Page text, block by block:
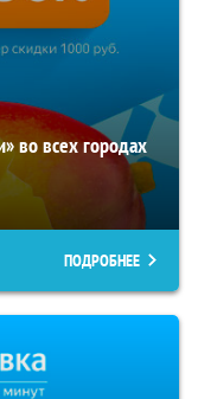
во всех городах
ПОДРОБНЕЕ